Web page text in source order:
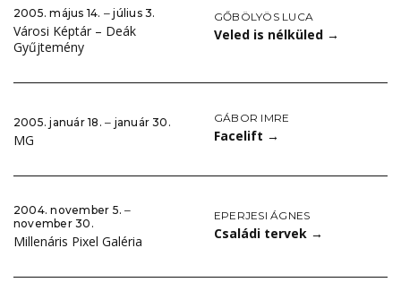
2005. május 14. ‒ július 3.
Városi Képtár – Deák
Gyűjtemény
GŐBÖLYÖS LUCA
Veled is nélküled →
2005. január 18. ‒ január 30.
MG
GÁBOR IMRE
Facelift →
2004. november 5. ‒
november 30.
Millenáris Pixel Galéria
EPERJESI ÁGNES
Családi tervek →